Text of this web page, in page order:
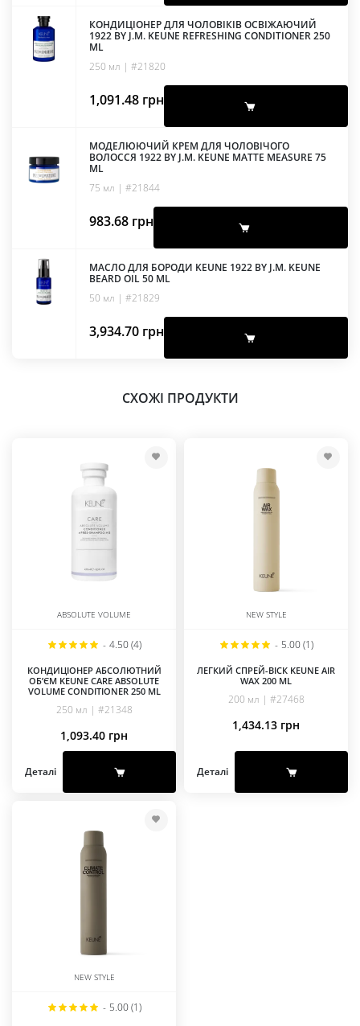
КОНДИЦІОНЕР ДЛЯ ЧОЛОВІКІВ ОСВІЖАЮЧИЙ
1922 BY J.M. KEUNE REFRESHING CONDITIONER 250
ML
250 мл | #21820
1,091.48 грн
МОДЕЛЮЮЧИЙ КРЕМ ДЛЯ ЧОЛОВІЧОГО
ВОЛОССЯ 1922 BY J.M. KEUNE MATTE MEASURE 75
ML
75 мл | #21844
983.68 грн
МАСЛО ДЛЯ БОРОДИ KEUNE 1922 BY J.M. KEUNE
BEARD OIL 50 ML
50 мл | #21829
3,934.70 грн
СХОЖІ ПРОДУКТИ
ABSOLUTE VOLUME
- 4.50 (4)
КОНДИЦІОНЕР АБСОЛЮТНИЙ
ОБ’ЄМ KEUNE CARE ABSOLUTE
VOLUME CONDITIONER 250 ML
250 мл | #21348
1,093.40 грн
Деталі
NEW STYLE
- 5.00 (1)
ЛЕГКИЙ СПРЕЙ-ВІСК KEUNE AIR
WAX 200 ML
200 мл | #27468
1,434.13 грн
Деталі
NEW STYLE
- 5.00 (1)